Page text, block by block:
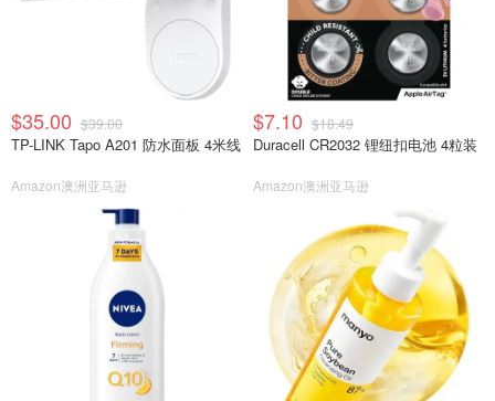
$35.00 $39.00
TP-LINK Tapo A201 防水面板 4米线
Amazon澳洲亚马逊
$7.10 $18.49
Duracell CR2032 锂纽扣电池 4粒装
Amazon澳洲亚马逊